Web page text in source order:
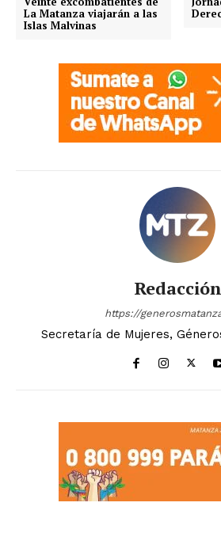
La Matanza viajarán a las
Islas Malvinas
Redacción
https://
Secretaría de Mujeres,